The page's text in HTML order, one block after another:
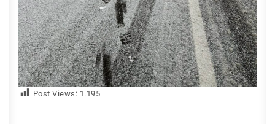
Post Views: 1.195